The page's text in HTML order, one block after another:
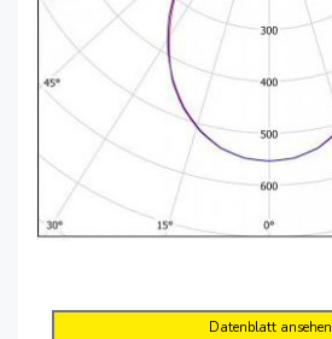
Datenblatt ansehen